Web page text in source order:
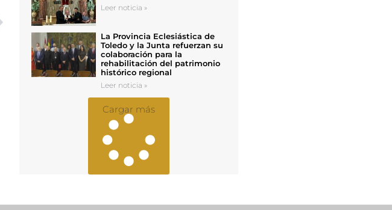
Leer noticia »
La Provincia Eclesiástica de
Toledo y la Junta refuerzan su
colaboración para la
rehabilitación del patrimonio
histórico regional
Leer noticia »
Cargar más